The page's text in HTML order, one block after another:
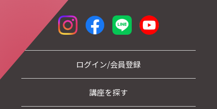
ログイン/会員登録
講座を探す